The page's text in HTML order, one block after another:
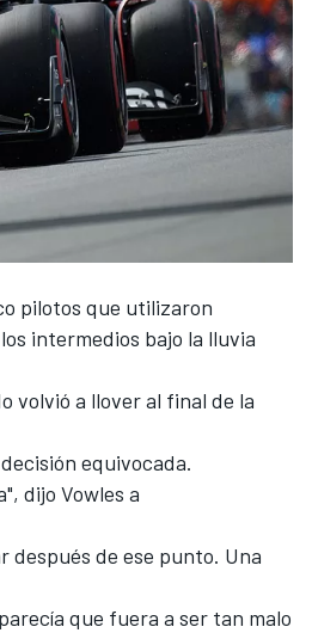
pilotos que utilizaron
intermedios bajo la lluvia
volvió a llover al final de la
equivocada.
dijo Vowles a
después de ese punto. Una
que fuera a ser tan malo